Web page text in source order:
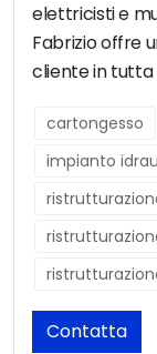
elettricisti e
Fabrizio offre
cliente in tutta
cartongesso
impianto
Contatta